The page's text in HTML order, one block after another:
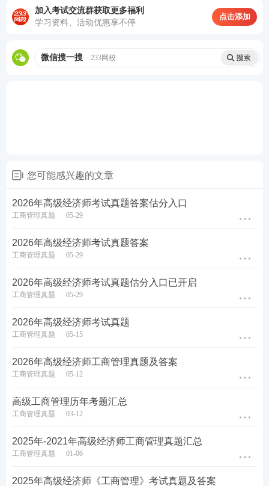
3、3、LS 公司利用 HQ 公司智能驾驶系统构筑了哪些
市场进入壁垒？
查看答案
化（简称 “三化”）方向。论述企业应如何基于 “三化”
热点推荐：
2026年高级经济师考试成绩查询时间
备考刷题： 233网校APP
题闯关，通过刷题，加深巩固，掌握要点，查漏补
加入考试交流群获取更多福利
学习资料、活动优惠享不停
点击添加
微信搜一搜 233网校
您可能感兴趣的文章
2026年高级经济师考试真题答案估分入口
工商管理真题 05-29
2026年高级经济师考试真题答案
工商管理真题 05-29
2026年高级经济师考试真题估分入口已开启
工商管理真题 05-29
2026年高级经济师考试真题
工商管理真题 05-15
2026年高级经济师工商管理真题及答案
工商管理真题 05-12
高级工商管理历年考题汇总
工商管理真题 03-12
2025年-2021年高级经济师工商管理真题汇总
工商管理真题 01-06
2025年高级经济师《工商管理》考试真题及答案